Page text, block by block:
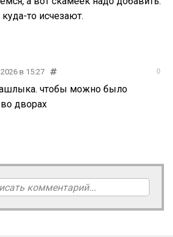
то исчезают.
в 15:27 0
чтобы можно было
дворах
комментарий...